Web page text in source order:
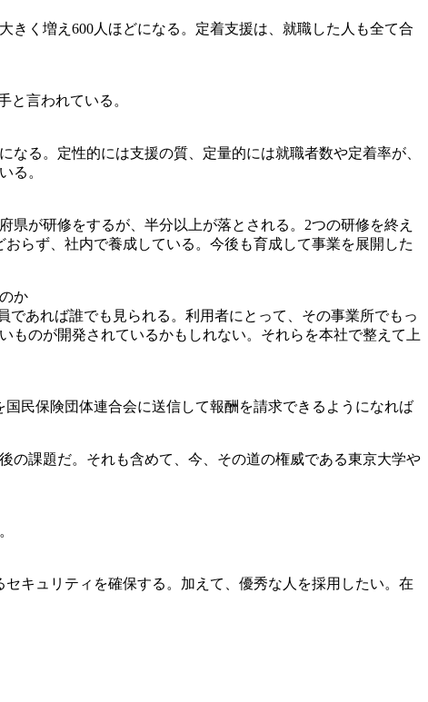
きく増え600人ほどになる。定着支援は、就職した人も全て合
と言われている。
る。定性的には支援の質、定量的には就職者数や定着率が、
る。
が研修をするが、半分以上が落とされる。2つの研修を終え
らず、社内で養成している。今後も育成して事業を展開した
か
あれば誰でも見られる。利用者にとって、その事業所でもっ
ものが開発されているかもしれない。それらを本社で整えて上
民保険団体連合会に送信して報酬を請求できるようになれば
の課題だ。それも含めて、今、その道の権威である東京大学や
キュリティを確保する。加えて、優秀な人を採用したい。在